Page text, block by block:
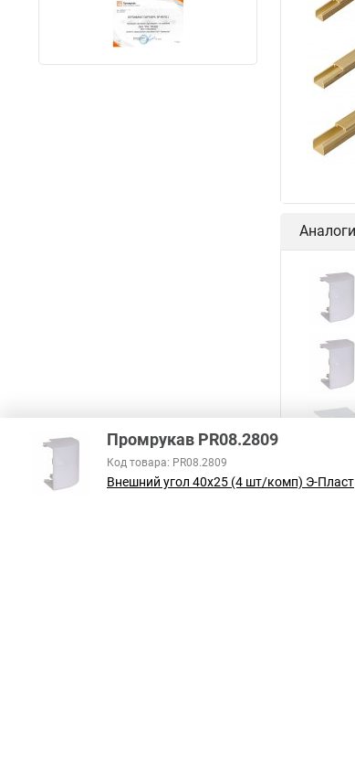
Промрукав PR08.2809
Код товара: PR08.2809
Внешний угол 40х25 (4 шт/комп) Э-Пласт